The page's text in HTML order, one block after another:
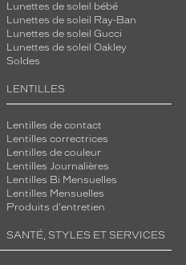
Lunettes de soleil bébé
Lunettes de soleil Ray-Ban
Lunettes de soleil Gucci
Lunettes de soleil Oakley
Soldes
LENTILLES
Lentilles de contact
Lentilles correctrices
Lentilles de couleur
Lentilles Journalières
Lentilles Bi Mensuelles
Lentilles Mensuelles
Produits d'entretien
SANTÉ, STYLES ET SERVICES